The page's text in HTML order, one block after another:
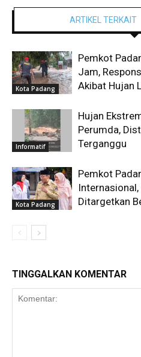
ARTIKEL TERKAIT
Kota Padang
Pemkot
Jam,
Akibat Hujan
Informatif
Hujan
Perumda,
Terganggu
Kota Padang
Pemkot
Ditargetkan
TINGGALKAN KOMENTAR